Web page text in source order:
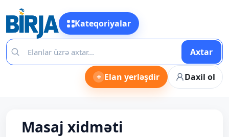
Kateqoriyalar
Axtar
+ Elan yerləşdir Daxil ol
Masaj xidməti